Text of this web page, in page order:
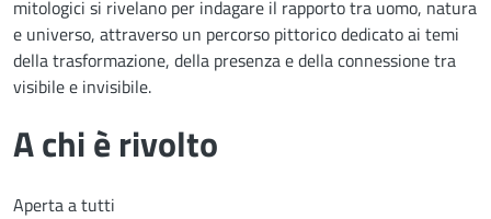
mitologici si rivelano per indagare il rapporto tra uomo, natura
e universo, attraverso un percorso pittorico dedicato ai temi
della trasformazione, della presenza e della connessione tra
visibile e invisibile.
A chi è rivolto
Aperta a tutti